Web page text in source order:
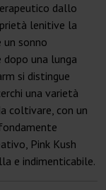
dallo
lenitive la
un sonno
una lunga
si distingue
una varietà
coltivare, con un
Pink Kush
e indimenticabile.